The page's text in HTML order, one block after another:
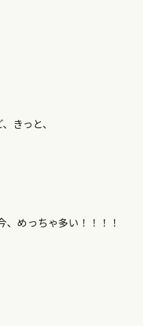
きっと、
、めっちゃ多い！！！！